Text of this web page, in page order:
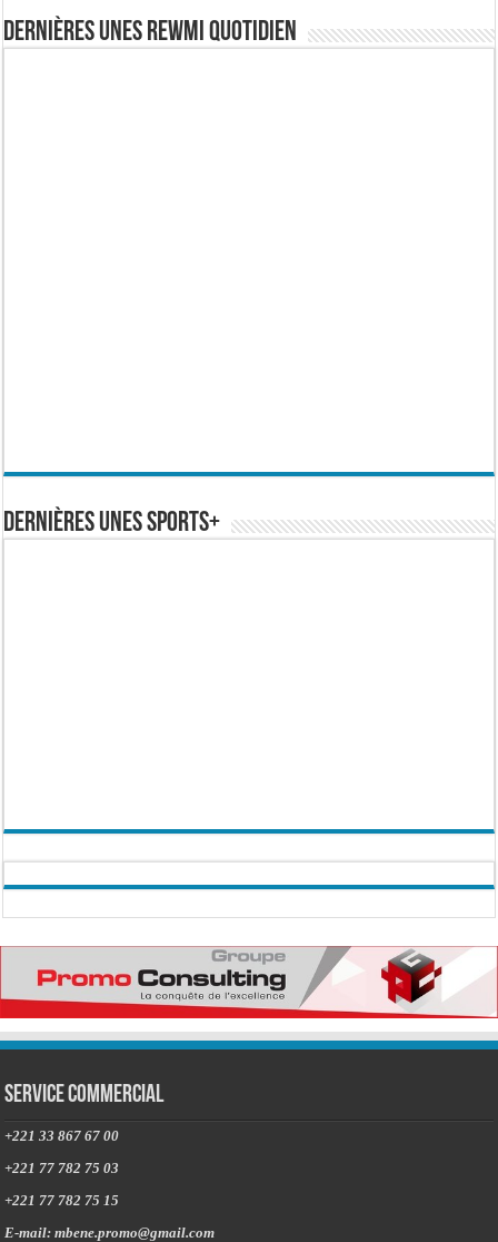
Dernières Unes Rewmi Quotidien
Dernières Unes Sports+
Service commercial
+221 33 867 67 00
+221 77 782 75 03
+221 77 782 75 15
E-mail: mbene.promo@gmail.com